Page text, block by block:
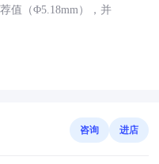
值（Φ5.18mm），并
咨询 进店